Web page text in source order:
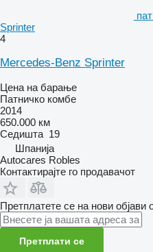
Sprinter
4
Mercedes-Benz Sprinter
Цена на барање
Патничко комбе
2014
650.000 км
Седишта 19
Шпанија
Autocares Robles
Контактирајте го продавачот
Претплатете се на нови објави
Претплати се